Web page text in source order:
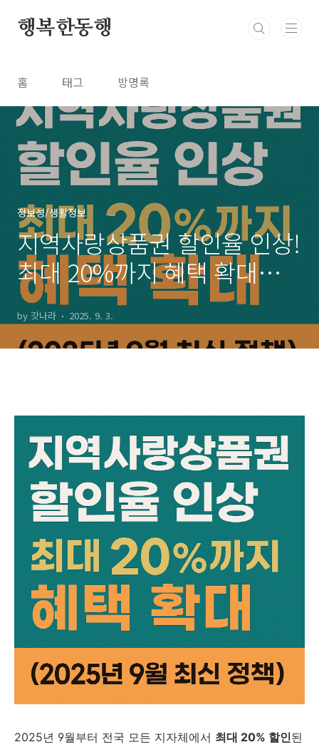
행복한동행
홈 태그 방명록
정보성/생활정보
지역사랑상품권 할인율 인상!
최대 20%까지 혜택 확대
(2025년 9월 최신 정책)
by 갓나라 2025. 9. 3.
2025년 9월부터 전국 모든 지자체에서 최대 20% 할인된